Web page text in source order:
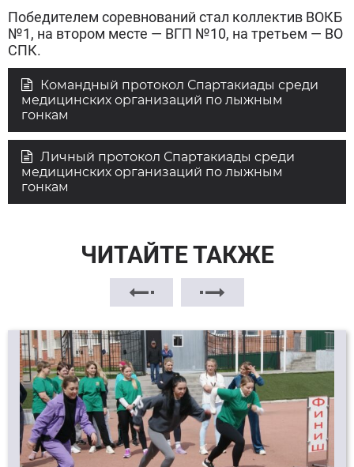
Победителем соревнований стал коллектив ВОКБ
№1, на втором месте — ВГП №10, на третьем — ВО
СПК.
Командный протокол Спартакиады среди
медицинских организаций по лыжным
гонкам
Личный протокол Спартакиады среди
медицинских организаций по лыжным
гонкам
ЧИТАЙТЕ ТАКЖЕ